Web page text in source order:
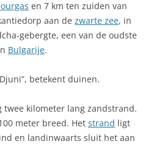
en 7 km ten zuiden van
aan de zwarte zee, in
gebergte, een van de oudste
Bulgarije.
betekent duinen.
twee kilometer lang zandstrand.
meter breed. Het strand ligt
en landinwaarts sluit het aan